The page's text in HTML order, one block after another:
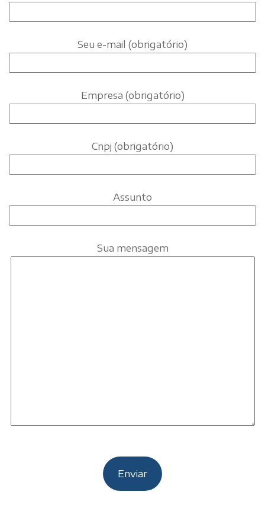
Seu e-mail (obrigatório)
Empresa (obrigatório)
Cnpj (obrigatório)
Assunto
Sua mensagem